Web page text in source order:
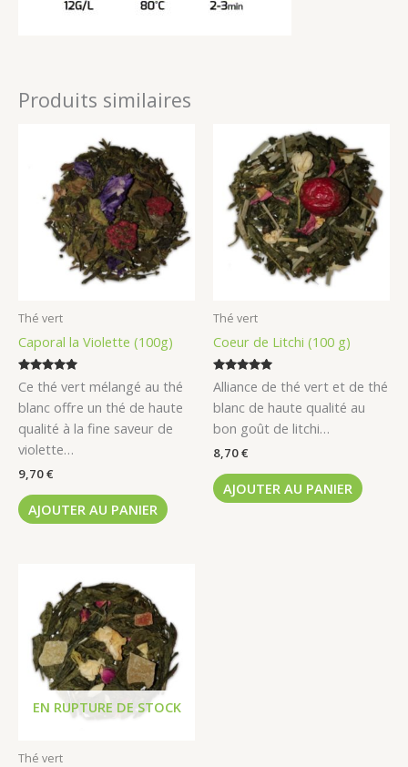
Produits similaires
Thé vert
Caporal la Violette (100g)
Note
5.00
sur 5
Ce thé vert mélangé au thé
blanc offre un thé de haute
qualité à la fine saveur de
violette…
9,70€
AJOUTER AU PANIER
Thé vert
Coeur de Litchi (100 g)
Note
5.00
sur 5
Alliance de thé vert et de thé
blanc de haute qualité au
bon goût de litchi…
8,70€
AJOUTER AU PANIER
EN RUPTURE DE STOCK
Thé vert